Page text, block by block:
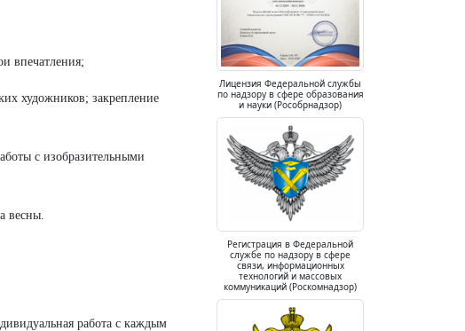
впечатления;
художников; закрепление
с изобразительными
весны.
работа с каждым
Лицензия Федеральной службы
по надзору в сфере образования
и науки (Рособрнадзор)
Регистрация в Федеральной
службе по надзору в сфере
связи, информационных
технологий и массовых
коммуникаций (Роскомнадзор)